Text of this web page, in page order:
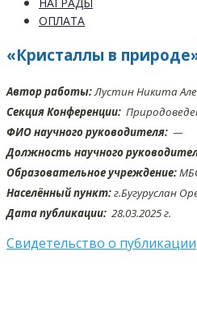
ОПЛАТА
«Кристаллы в
Автор работы:Лустин Никита
Секция Конференции:
ФИО научного руководителя: —
Должность научного
Образовательное учреждение:
Населённый пункт:г.Бугуруслан
Дата публикации: 28.03.2025 г.
Свидетельство о публикации